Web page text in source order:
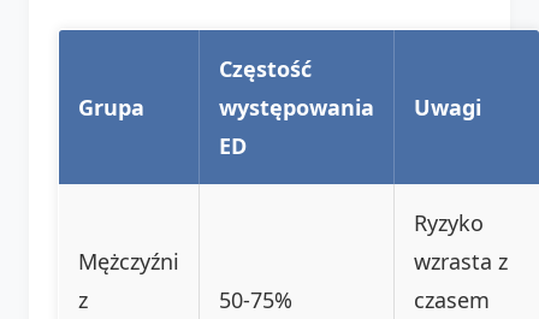
Grupa
Częstość
występowania
ED
Uwagi
Mężczyźni
z
50-75%
Ryzyko
wzrasta z
czasem